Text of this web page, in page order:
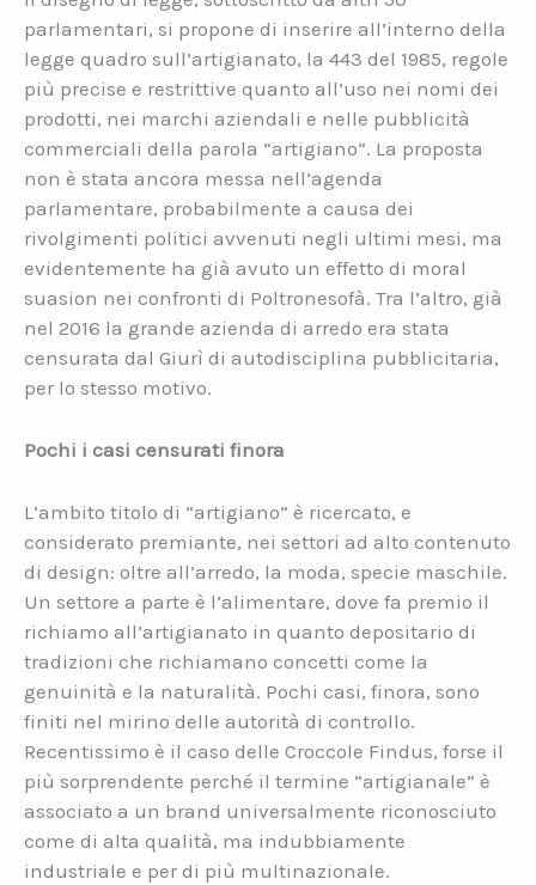
parlamentari, si propone di inserire all’interno della
legge quadro sull’artigianato, la 443 del 1985, regole
più precise e restrittive quanto all’uso nei nomi dei
prodotti, nei marchi aziendali e nelle pubblicità
commerciali della parola “artigiano”. La proposta
non è stata ancora messa nell’agenda
parlamentare, probabilmente a causa dei
rivolgimenti politici avvenuti negli ultimi mesi, ma
evidentemente ha già avuto un effetto di moral
suasion nei confronti di Poltronesofà. Tra l’altro, già
nel 2016 la grande azienda di arredo era stata
censurata dal Giurì di autodisciplina pubblicitaria,
per lo stesso motivo.
Pochi i casi censurati finora
L’ambito titolo di “artigiano” è ricercato, e
considerato premiante, nei settori ad alto contenuto
di design: oltre all’arredo, la moda, specie maschile.
Un settore a parte è l’alimentare, dove fa premio il
richiamo all’artigianato in quanto depositario di
tradizioni che richiamano concetti come la
genuinità e la naturalità. Pochi casi, finora, sono
finiti nel mirino delle autorità di controllo.
Recentissimo è il caso delle Croccole Findus, forse il
più sorprendente perché il termine “artigianale” è
associato a un brand universalmente riconosciuto
come di alta qualità, ma indubbiamente
industriale e per di più multinazionale.